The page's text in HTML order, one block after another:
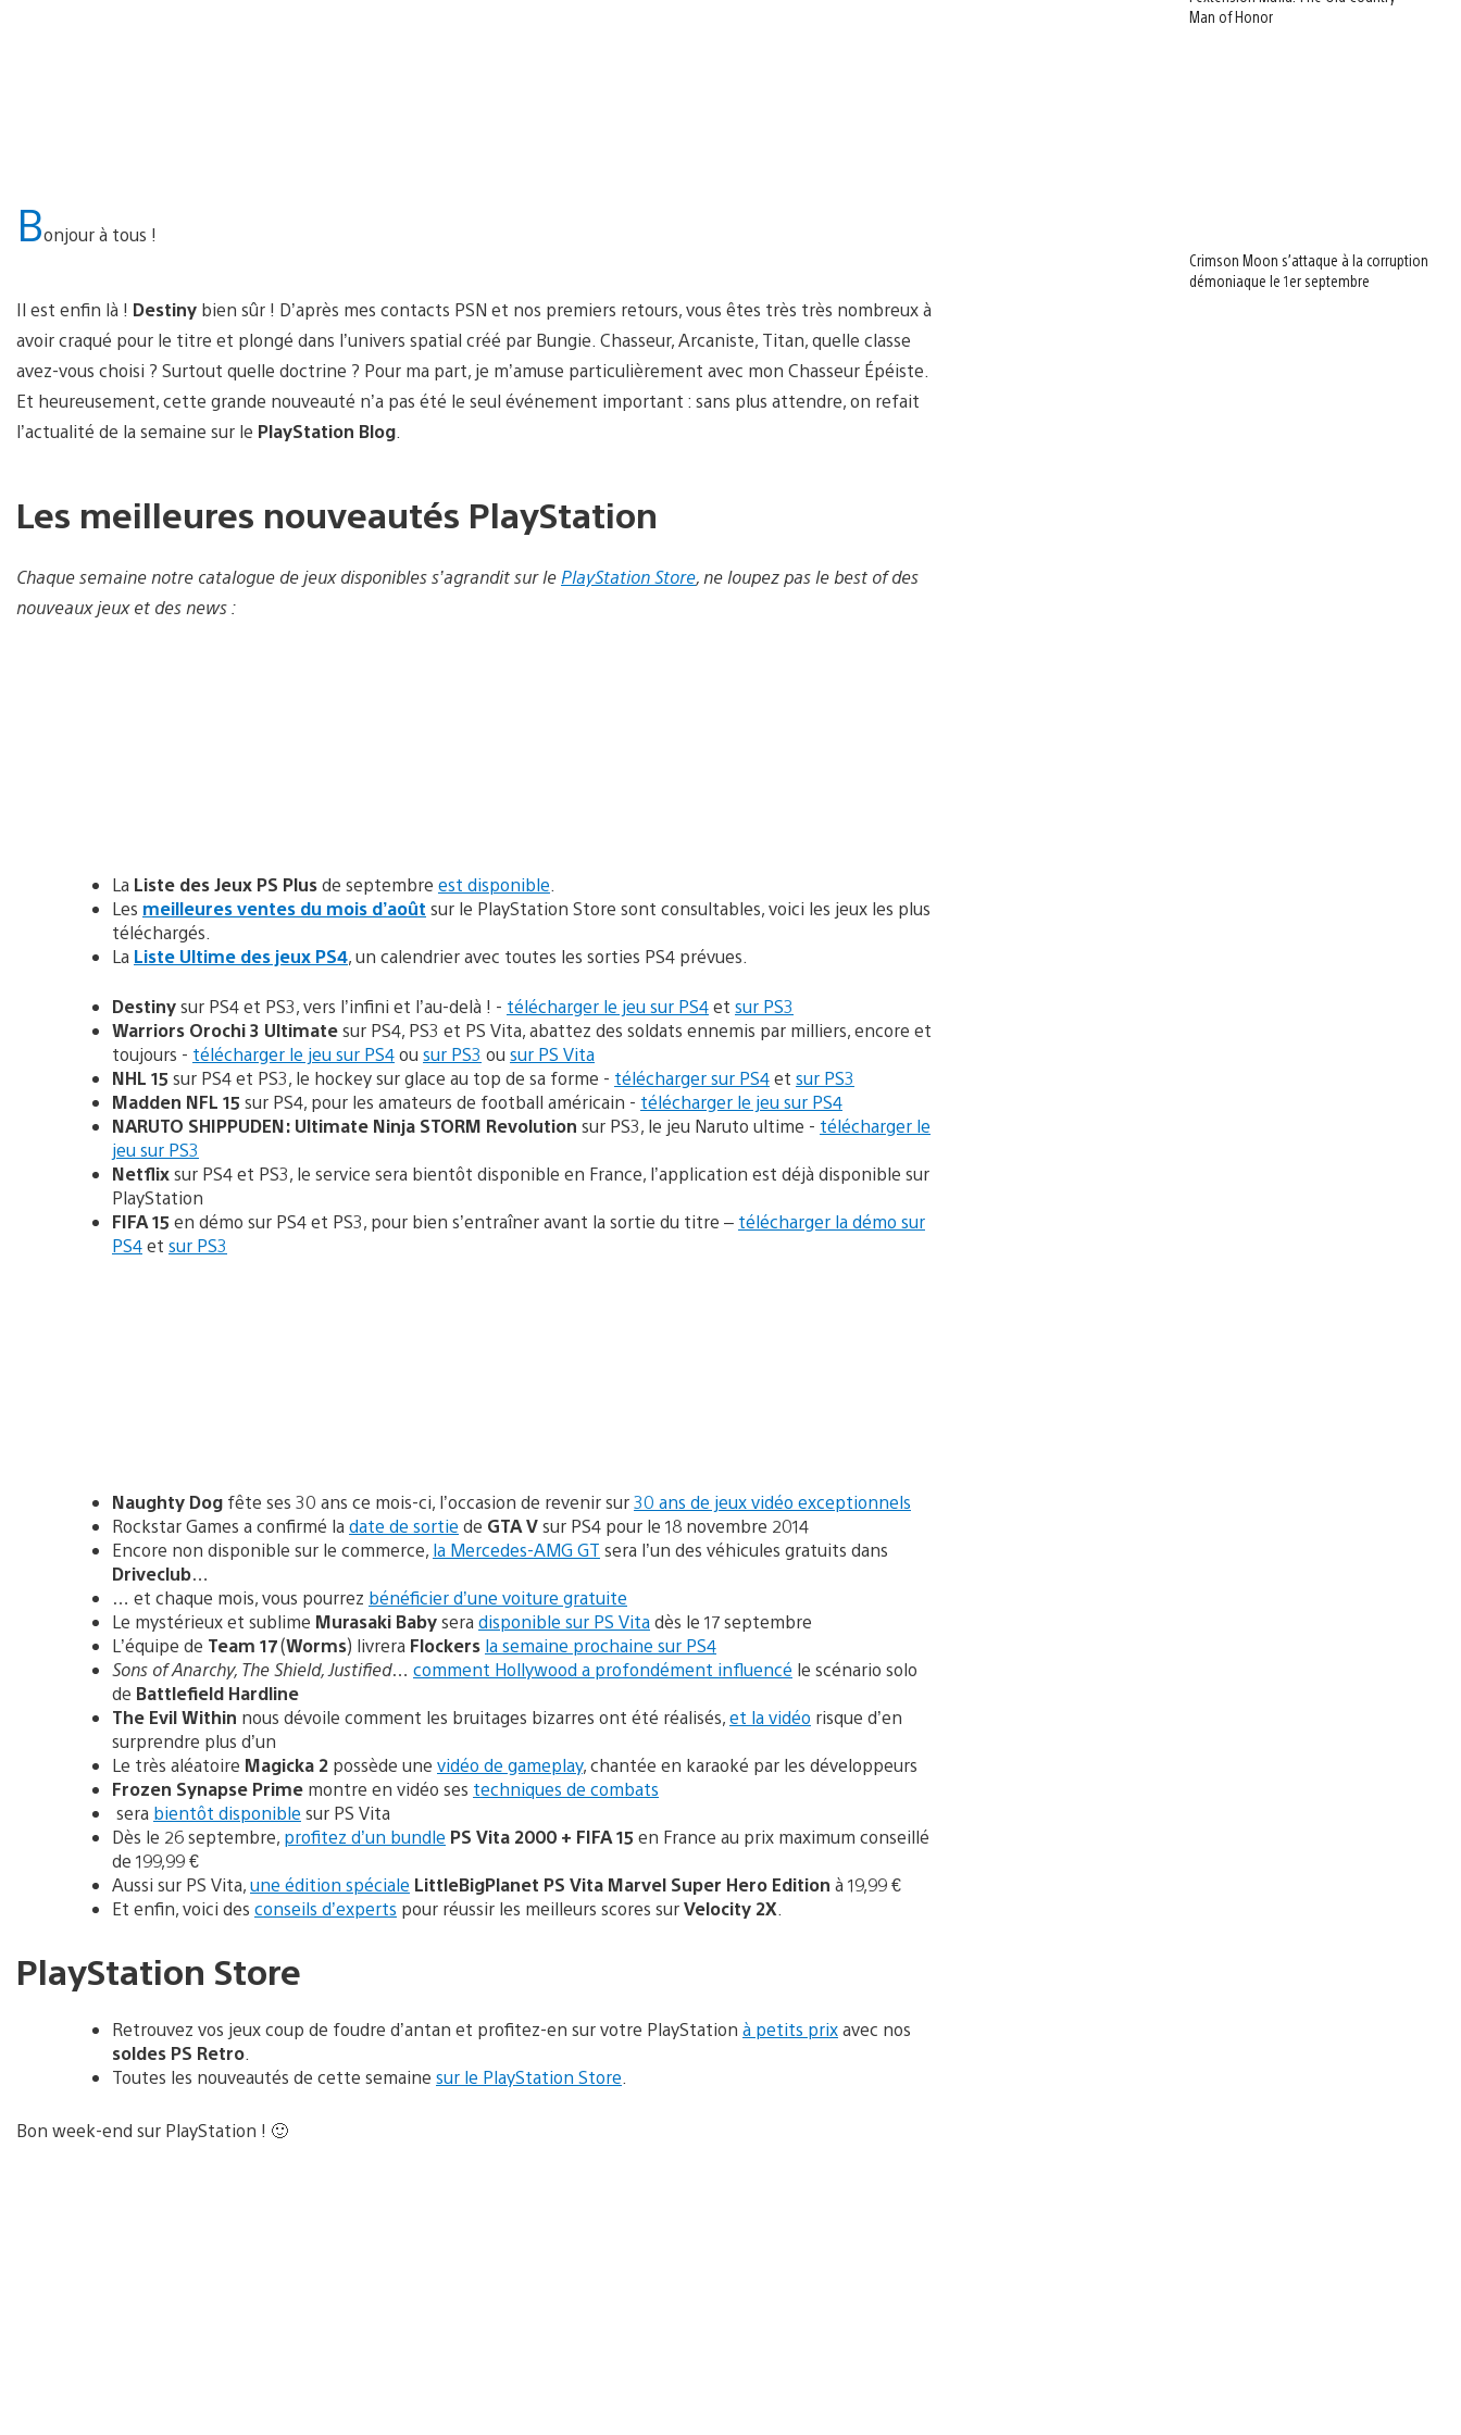
Bonjour à tous !
Il est enfin là ! Destiny bien sûr ! D’après mes contacts PSN et nos premiers retours, vous êtes très très nombreux à
avoir craqué pour le titre et plongé dans l’univers spatial créé par Bungie. Chasseur, Arcaniste, Titan, quelle classe
avez-vous choisi ? Surtout quelle doctrine ? Pour ma part, je m’amuse particulièrement avec mon Chasseur Épéiste.
Et heureusement, cette grande nouveauté n’a pas été le seul événement important : sans plus attendre, on refait
l’actualité de la semaine sur le PlayStation Blog.
Les meilleures nouveautés PlayStation
Chaque semaine notre catalogue de jeux disponibless’agranditsur le PlayStation Store, ne loupez pas le best of des
nouveaux jeux et des news :
La Liste des Jeux PS Plusde septembre est disponible
Les meilleures ventes du mois d’août sur le PlayStation Store sont consultables, voici les jeux les plus
téléchargés.
La Liste Ultime des jeux PS4, un calendrier avec toutes les sorties PS4 prévues.
Destinysur PS4 et PS3, vers l’infini et l’au-delà ! - télécharger le jeu sur PS4et sur PS3
Warriors Orochi 3 Ultimatesur PS4, PS3 et PS Vita, abattez des soldats ennemis par milliers, encore et
toujours - télécharger le jeu sur PS4ou sur PS3 ou sur PS Vita
NHL 15 sur PS4 et PS3, le hockey sur glace au top de sa forme - télécharger sur PS4et sur PS3
Madden NFL 15 sur PS4, pour les amateurs de football américain - télécharger le jeu sur PS4
NARUTO SHIPPUDEN: Ultimate Ninja STORM Revolution sur PS3, le jeu Naruto ultime - télécharger le
jeu sur PS3
Netflixsur PS4 et PS3, le service sera bientôt disponible en France, l’application est déjà disponible sur
PlayStation
FIFA 15 en démo sur PS4 et PS3, pour bien s’entraîner avant la sortie du titre – télécharger la démo sur
PS4et sur PS3
Naughty Dog fête ses 30 ans ce mois-ci, l’occasion de revenir sur30 ans de jeux vidéo exceptionnels
Rockstar Games a confirmé la date de sortie de GTA Vsur PS4 pour le 18 novembre 2014
Encore non disponible sur le commerce, la Mercedes-AMG GT sera l’un des véhicules gratuits dans
Driveclub…
… et chaque mois, vous pourrez bénéficier d’une voiture gratuite
Le mystérieux et sublime Murasaki Babysera disponible sur PS Vitadès le 17 septembre
L’équipe de Team 17(Worms) livrera Flockers la semaine prochaine sur PS4
Sons of Anarchy, The Shield, Justified… comment Hollywood a profondément influencé le scénario solo
de Battlefield Hardline
The Evil Within nous dévoile comment les bruitages bizarres ont été réalisés,et la vidéo risque d’en
surprendre plus d’un
Le très aléatoire Magicka 2 possède une vidéo de gameplay, chantée en karaoké par les développeurs
Frozen Synapse Prime montre en vidéo ses techniques de combats
sera bientôt disponible sur PS Vita
Dès le 26 septembre, profitez d’un bundle PS Vita 2000 + FIFA 15 en France au prix maximum conseillé
de 199,99 €
Aussi sur PS Vita,une édition spéciale LittleBigPlanet PS Vita Marvel Super Hero Edition à 19,99 €
Et enfin, voici des conseils d’experts pour réussir les meilleurs scores surVelocity 2X
PlayStation Store
Retrouvez vos jeux coup de foudre d’antan et profitez-en sur votre PlayStation à petits prixavec nos
soldes PS Retro
Toutes les nouveautés de cette semaine sur le PlayStation Store
Bon week-end sur PlayStation ! 🙂
Man of Honor
Crimson Moon s’attaque à la corruption
démoniaque le 1er septembre